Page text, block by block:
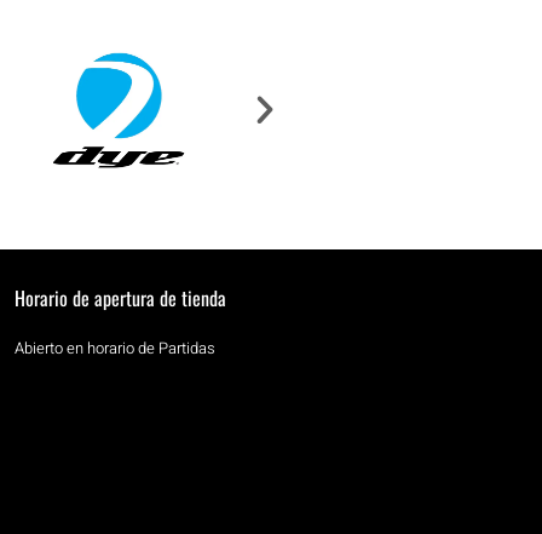
Horario de apertura de tienda
Abierto en horario de Partidas